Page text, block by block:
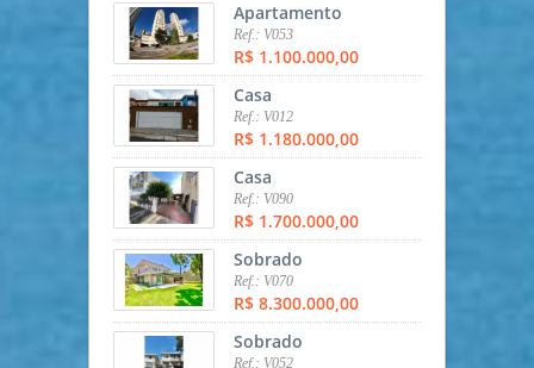
Apartamento
Ref.: V053
R$ 1.100.000,00
Casa
Ref.: V012
R$ 1.180.000,00
Casa
Ref.: V090
R$ 1.700.000,00
Sobrado
Ref.: V070
R$ 8.300.000,00
Sobrado
Ref.: V052